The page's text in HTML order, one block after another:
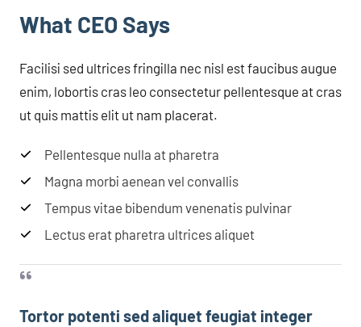
What CEO Says​
Facilisi sed ultrices fringilla nec nisl est faucibus augue
enim, lobortis cras leo consectetur pellentesque at cras
ut quis mattis elit ut nam placerat.
Pellentesque nulla at pharetra
Magna morbi aenean vel convallis
Tempus vitae bibendum venenatis pulvinar
Lectus erat pharetra ultrices aliquet
Tortor potenti sed aliquet feugiat integer